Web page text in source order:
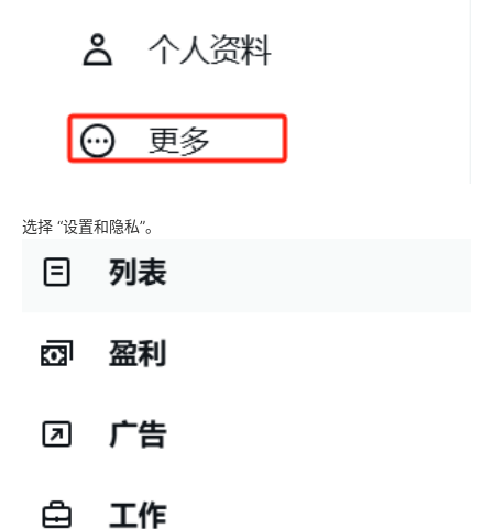
选择 “设置和隐私”。